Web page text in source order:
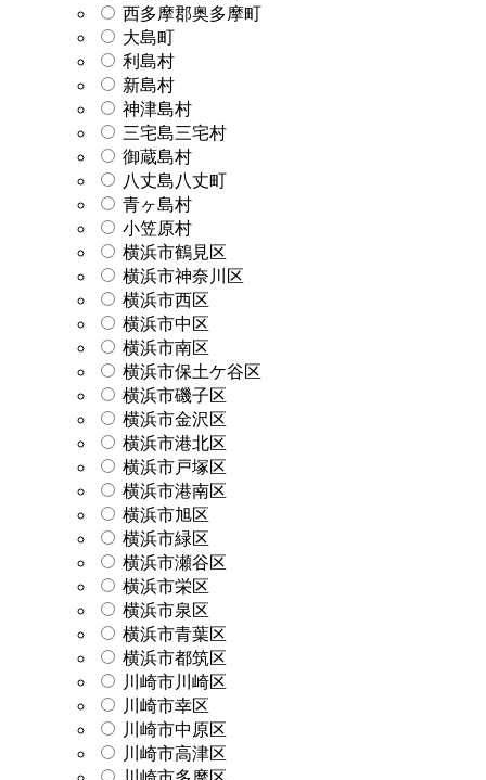
西多摩郡奥多摩町
大島町
利島村
新島村
神津島村
三宅島三宅村
御蔵島村
八丈島八丈町
青ヶ島村
小笠原村
横浜市鶴見区
横浜市神奈川区
横浜市西区
横浜市中区
横浜市南区
横浜市保土ケ谷区
横浜市磯子区
横浜市金沢区
横浜市港北区
横浜市戸塚区
横浜市港南区
横浜市旭区
横浜市緑区
横浜市瀬谷区
横浜市栄区
横浜市泉区
横浜市青葉区
横浜市都筑区
川崎市川崎区
川崎市幸区
川崎市中原区
川崎市高津区